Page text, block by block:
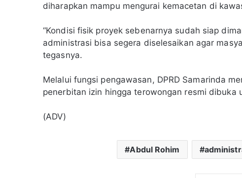
diharapkan mampu mengurai kemacetan di
“Kondisi fisik proyek sebenarnya sudah siap
administrasi bisa segera diselesaikan agar
tegasnya.
Melalui fungsi pengawasan, DPRD Samarinda
penerbitan izin hingga terowongan resmi dibuka
(ADV)
Abdul Rohim